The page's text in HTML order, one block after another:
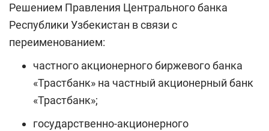
Решением Правления Центрального банка
Республики Узбекистан в связи с
переименованием:
частного акционерного биржевого банка
«Трастбанк» на частный акционерный банк
«Трастбанк»;
государственно-акционерного